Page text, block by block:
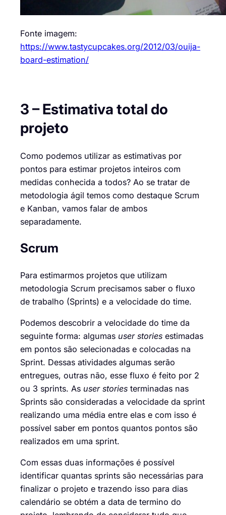
Fonte imagem:
https://www.tastycupcakes.org/2012/03/ouija-
board-estimation/
3 – Estimativa total do
projeto
Como podemos utilizar as estimativas por
pontos para estimar projetos inteiros com
medidas conhecida a todos? Ao se tratar de
metodologia ágil temos como destaque Scrum
e Kanban, vamos falar de ambos
separadamente.
Scrum
Para estimarmos projetos que utilizam
metodologia Scrum precisamos saber o fluxo
de trabalho (Sprints) e a velocidade do time.
Podemos descobrir a velocidade do time da
seguinte forma: algumas user stories estimadas
em pontos são selecionadas e colocadas na
Sprint. Dessas atividades algumas serão
entregues, outras não, esse fluxo é feito por 2
ou 3 sprints. As user stories terminadas nas
Sprints são consideradas a velocidade da sprint
realizando uma média entre elas e com isso é
possível saber em pontos quantos pontos são
realizados em uma sprint.
Com essas duas informações é possível
identificar quantas sprints são necessárias para
finalizar o projeto e trazendo isso para dias
calendário se obtém a data de termino do